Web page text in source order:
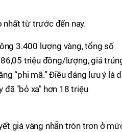
nhất từ trước đến nay.
3.400 lượng vàng, tổng số
triệu đồng/lượng, giá
“phi mã.” Điều đáng lưu ý là
đã "bỏ xa" hơn 18 triệu
giá vàng nhẫn tròn trơn ở